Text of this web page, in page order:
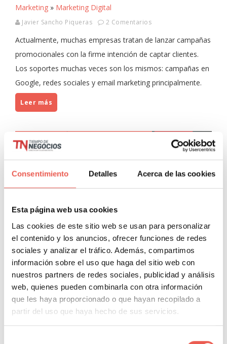
Consentimiento Detalles Acerca de las cookies
Esta página web usa cookies
Las cookies de este sitio web se usan para personalizar
el contenido y los anuncios, ofrecer funciones de redes
sociales y analizar el tráfico. Además, compartimos
información sobre el uso que haga del sitio web con
nuestros partners de redes sociales, publicidad y análisis
web, quienes pueden combinarla con otra información
que les haya proporcionado o que hayan recopilado a
partir del uso que haya hecho de sus servicios.
Marketing » Marketing Digital
Javier Sancho Piqueras 2 Comentarios
Actualmente, muchas empresas tratan de lanzar campañas
promocionales con la firme intención de captar clientes.
Los soportes muchas veces son los mismos: campañas en
Google, redes sociales y email marketing principalmente.
Leer más
Cómo potenciar tu actividad en
Google+ de forma eficaz
Marketing Marketing Digital
Javier Sancho Piqueras 10 Comentarios
En los últimos días he frecuentado algunas clases, eventos
y charlas sobre marketing digital y me sorprende ver como